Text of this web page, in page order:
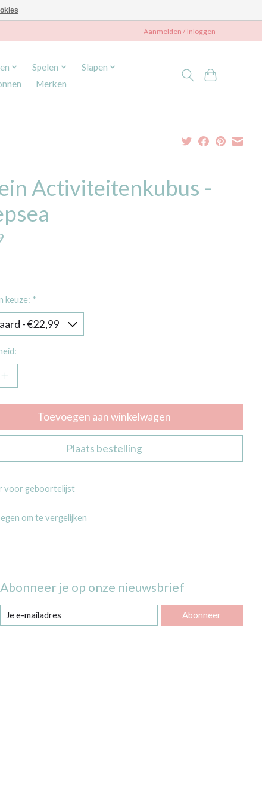
Aanmelden / Inloggen
Spelen
Slapen
Merken
Activiteitenkubus -
keuze: *
Toevoegen aan winkelwagen
Plaats bestelling
voor geboortelijst
om te vergelijken
Abonneer je op onze nieuwsbrief
Abonneer